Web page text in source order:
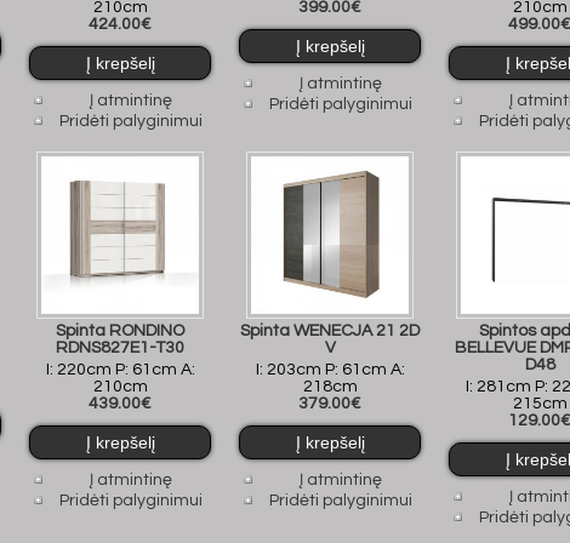
210cm
424.00€
Į atmintinę
Pridėti palyginimui
399.00€
Į atmintinę
Pridėti palyginimui
210cm
Į
Pridėti
Spinta RONDINO
RDNS827E1-T30
I: 220cm P: 61cm A:
210cm
439.00€
Į atmintinę
Pridėti palyginimui
Spinta WENECJA 21 2D
V
I: 203cm P: 61cm A:
218cm
379.00€
Į atmintinę
Pridėti palyginimui
Spintos
BELLEVUE
D48
I: 281cm P:
215cm
Į
Pridėti